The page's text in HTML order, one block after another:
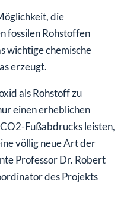
die
fossilen Rohstoffen
wichtige chemische
erzeugt.
als Rohstoff zu
einen erheblichen
Fußabdrucks leisten,
völlig neue Art der
Professor Dr. Robert
des Projekts